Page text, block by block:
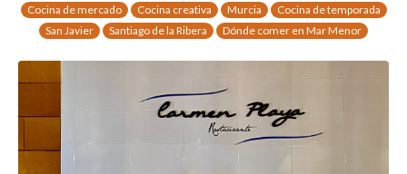
Cocina de mercado Cocina creativa Murcia
Cocina de temporada
San Javier
Santiago de la Ribera Dónde comer en Mar Menor